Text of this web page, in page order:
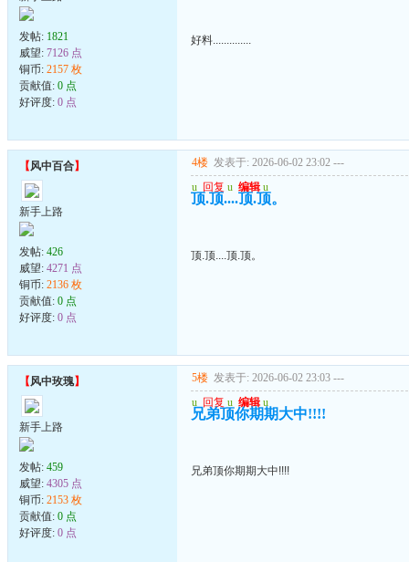
发帖: 1821
威望: 7126 点
铜币: 2157 枚
贡献值: 0 点
好评度: 0 点
好料..............
【风中百合】
新手上路
发帖: 426
威望: 4271 点
铜币: 2136 枚
贡献值: 0 点
好评度: 0 点
4楼 发表于: 2026-06-02 23:02 ---
u 回复 u 编辑 u
顶.顶....顶.顶。
顶.顶....顶.顶。
【风中玫瑰】
新手上路
发帖: 459
威望: 4305 点
铜币: 2153 枚
贡献值: 0 点
好评度: 0 点
5楼 发表于: 2026-06-02 23:03 ---
u 回复 u 编辑 u
兄弟顶你期期大中!!!!
兄弟顶你期期大中!!!!